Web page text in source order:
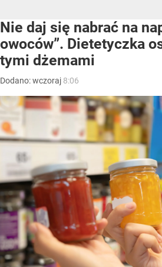
Nie daj się nabrać na
owoców”. Dietetyczka
tymi dżemami
Dodano:wczoraj 8:06